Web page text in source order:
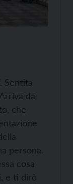
Sentita
da
che
persona.
cosa
e ti dirò